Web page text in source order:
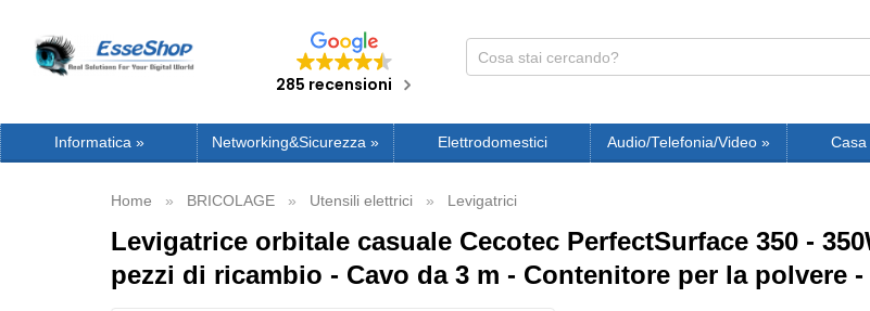
285 recensioni
Informatica» Networking&Sicurezza » Elettrodomestici Audio/Telefonia/Video » Casa
Home BRICOLAGE Utensili elettrici Levigatrici
Levigatrice orbitale casuale Cecotec PerfectSurface 350 -
pezzi di ricambio - Cavo da 3 m - Contenitore per la polvere